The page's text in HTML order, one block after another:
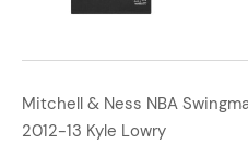
Mitchell & Ness NBA
2012-13 Kyle Lowry